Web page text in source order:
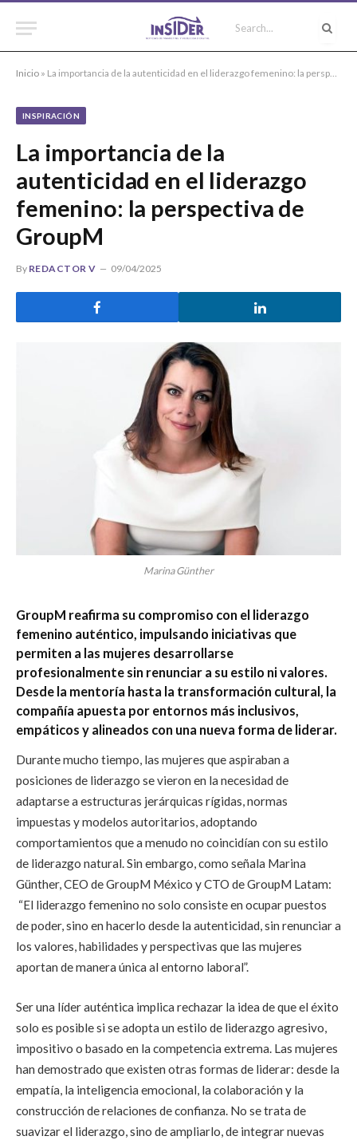
Inicio » La importancia de la autenticidad en el liderazgo femenino: la perspectiva de GroupM
INSPIRACIÓN
La importancia de la
autenticidad en el liderazgo
femenino: la perspectiva de
GroupM
By REDACTOR V 09/04/2025
Marina Günther
GroupM reafirma su compromiso con el liderazgo
femenino auténtico, impulsando iniciativas que
permiten a las mujeres desarrollarse
profesionalmente sin renunciar a su estilo ni valores.
Desde la mentoría hasta la transformación cultural, la
compañía apuesta por entornos más inclusivos,
empáticos y alineados con una nueva forma de liderar.
Durante mucho tiempo, las mujeres que aspiraban a
posiciones de liderazgo se vieron en la necesidad de
adaptarse a estructuras jerárquicas rígidas, normas
impuestas y modelos autoritarios, adoptando
comportamientos que a menudo no coincidían con su estilo
de liderazgo natural. Sin embargo, como señala Marina
Günther, CEO de GroupM México y CTO de GroupM Latam:
“El liderazgo femenino no solo consiste en ocupar puestos
de poder, sino en hacerlo desde la autenticidad, sin renunciar a
los valores, habilidades y perspectivas que las mujeres
aportan de manera única al entorno laboral”.
Ser una líder auténtica implica rechazar la idea de que el éxito
solo es posible si se adopta un estilo de liderazgo agresivo,
impositivo o basado en la competencia extrema. Las mujeres
han demostrado que existen otras formas de liderar: desde la
empatía, la inteligencia emocional, la colaboración y la
construcción de relaciones de confianza. No se trata de
suavizar el liderazgo, sino de ampliarlo, de integrar nuevas